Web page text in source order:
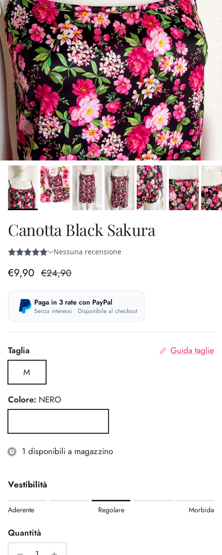
Canotta Black Sakura
Prezzo di vendita
€9,90 Prezzo normale
€24,90
Paga in 3 rate con PayPal
Senza interessi • Disponibile al checkout
Taglia
Guida taglie
M
Colore: NERO
1 disponibili a magazzino
Vestibilità
Rating of 1 means Aderente.
Rating of 5 means Morbida.
The rating of this product for "" is 3.
Aderente Regolare Morbida
Quantità